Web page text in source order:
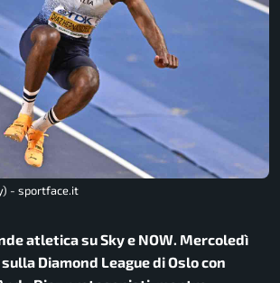
- sportface.it
atletica su Sky e NOW. Mercoledì
Diamond League di Oslo con